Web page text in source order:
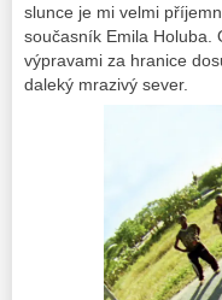
slunce je mi velmi
současník Emila Holuba.
výpravami za hranice
daleký mrazivý sever.